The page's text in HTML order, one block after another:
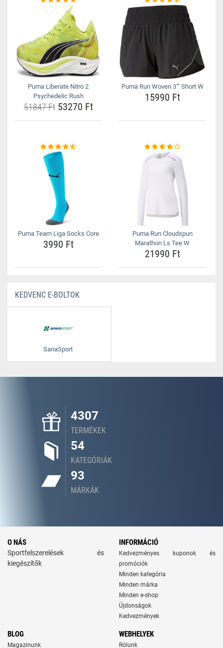
Puma Liberate Nitro 2
Psychedelic Rush
51847 Ft53270 Ft
Puma Run Woven 3"" Short W
15990 Ft
Puma Team Liga Socks Core
3990 Ft
Puma Run Cloudspun
Marathon Ls Tee W
21990 Ft
KEDVENC E-BOLTOK
SanaSport
4307
TERMÉKEK
54
KATEGÓRIÁK
93
MÁRKÁK
O NÁS
Sportfelszerelések és
kiegészítők
INFORMÁCIÓ
Kedvezményes kuponok és
promóciók
Minden kategória
Minden márka
Minden e-shop
Újdonságok
Kedvezmények
BLOG
Magazinunk
WEBHELYEK
Rólunk